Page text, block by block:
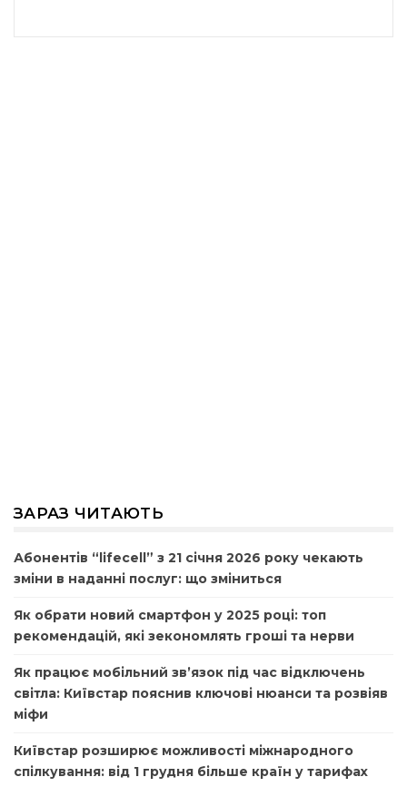
ЗАРАЗ ЧИТАЮТЬ
Абонентів “lifecell” з 21 січня 2026 року чекають
зміни в наданні послуг: що зміниться
Як обрати новий смартфон у 2025 році: топ
рекомендацій, які зекономлять гроші та нерви
Як працює мобільний зв’язок під час відключень
світла: Київстар пояснив ключові нюанси та розвіяв
міфи
Київстар розширює можливості міжнародного
спілкування: від 1 грудня більше країн у тарифах